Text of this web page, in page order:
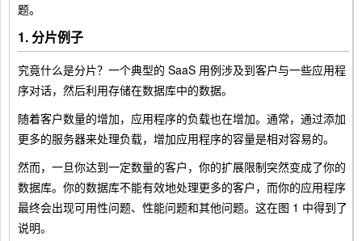
题。
1. 分片例子
究竟什么是分片？一个典型的 SaaS 用例涉及到客户与一些应用程
序对话，然后利用存储在数据库中的数据。
随着客户数量的增加，应用程序的负载也在增加。通常，通过添加
更多的服务器来处理负载，增加应用程序的容量是相对容易的。
然而，一旦你达到一定数量的客户，你的扩展限制突然变成了你的
数据库。你的数据库不能有效地处理更多的客户，而你的应用程序
最终会出现可用性问题、性能问题和其他问题。这在图 1 中得到了
说明。